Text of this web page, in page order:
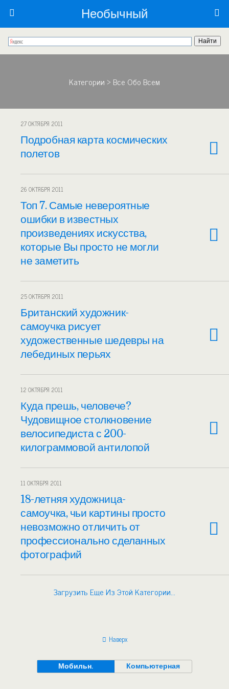
Необычный
Категории › Все Обо Всем
27 ОКТЯБРЯ 2011
Подробная карта космических
полетов
26 ОКТЯБРЯ 2011
Топ 7. Самые невероятные
ошибки в известных
произведениях искусства,
которые Вы просто не могли
не заметить
25 ОКТЯБРЯ 2011
Британский художник-
самоучка рисует
художественные шедевры на
лебединых перьях
12 ОКТЯБРЯ 2011
Куда прешь, человече?
Чудовищное столкновение
велосипедиста с 200-
килограммовой антилопой
11 ОКТЯБРЯ 2011
18-летняя художница-
самоучка, чьи картины просто
невозможно отличить от
профессионально сделанных
фотографий
Загрузить Еще Из Этой Категории…
Наверх
Мобильн. Компьютерная